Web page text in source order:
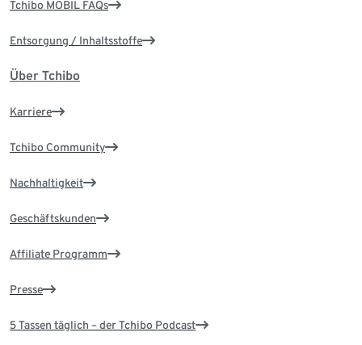
Tchibo MOBIL FAQs
Entsorgung / Inhaltsstoffe
Über Tchibo
Karriere
Tchibo Community
Nachhaltigkeit
Geschäftskunden
Affiliate Programm
Presse
5 Tassen täglich – der Tchibo Podcast